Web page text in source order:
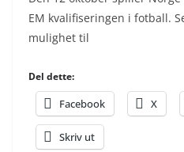
EM kvalifiseringen i fotball.
mulighet til
Del dette:
Facebook X
Skriv ut